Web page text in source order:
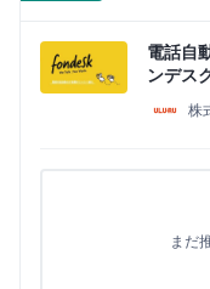
電話自
ンデス
株
まだ